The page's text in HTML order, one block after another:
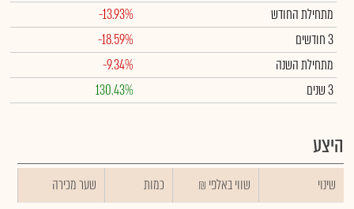
מתחילת החודש
-13.93%
3 חודשים
-18.59%
מתחילת השנה
-9.34%
3 שנים
130.43%
היצע
שינוי ₪ שווי באלפי כמות
שער מכירה